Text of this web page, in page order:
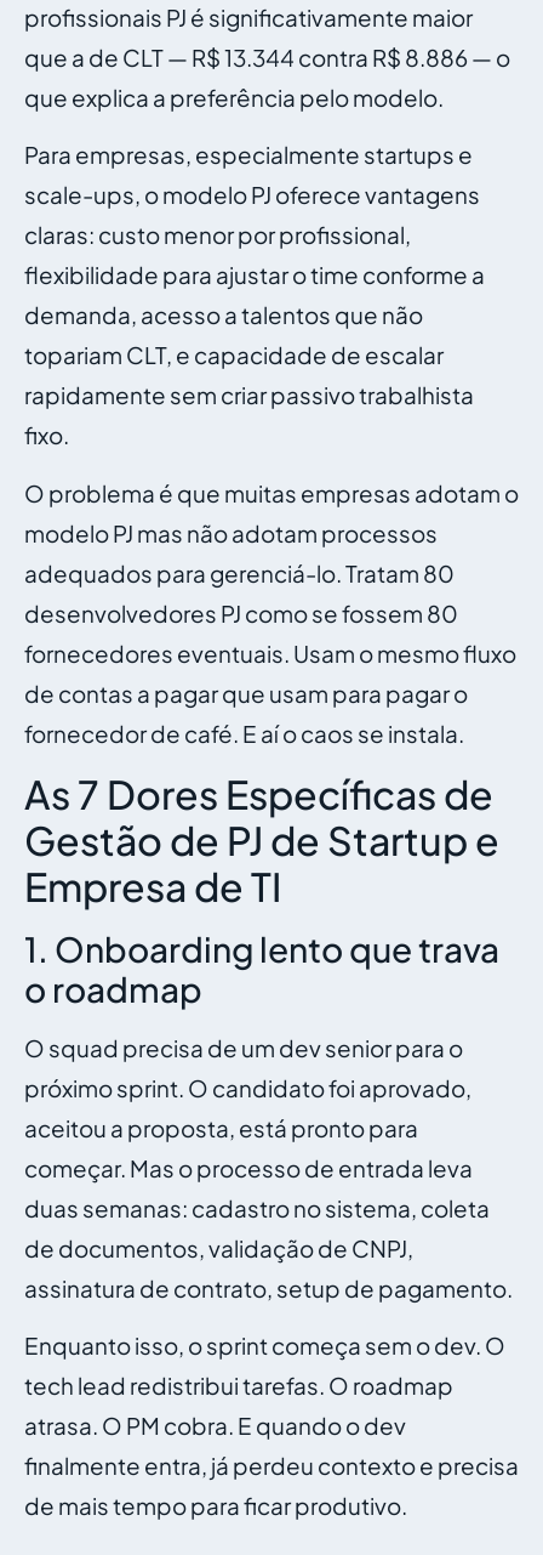
profissionais PJ é significativamente maior
que a de CLT — R$ 13.344 contra R$ 8.886 — o
que explica a preferência pelo modelo.
Para empresas, especialmente startups e
scale-ups, o modelo PJ oferece vantagens
claras: custo menor por profissional,
flexibilidade para ajustar o time conforme a
demanda, acesso a talentos que não
topariam CLT, e capacidade de escalar
rapidamente sem criar passivo trabalhista
fixo.
O problema é que muitas empresas adotam o
modelo PJ mas não adotam processos
adequados para gerenciá-lo. Tratam 80
desenvolvedores PJ como se fossem 80
fornecedores eventuais. Usam o mesmo fluxo
de contas a pagar que usam para pagar o
fornecedor de café. E aí o caos se instala.
As 7 Dores Específicas de
Gestão de PJ de Startup e
Empresa de TI
1. Onboarding lento que trava
o roadmap
O squad precisa de um dev senior para o
próximo sprint. O candidato foi aprovado,
aceitou a proposta, está pronto para
começar. Mas o processo de entrada leva
duas semanas: cadastro no sistema, coleta
de documentos, validação de CNPJ,
assinatura de contrato, setup de pagamento.
Enquanto isso, o sprint começa sem o dev. O
tech lead redistribui tarefas. O roadmap
atrasa. O PM cobra. E quando o dev
finalmente entra, já perdeu contexto e precisa
de mais tempo para ficar produtivo.